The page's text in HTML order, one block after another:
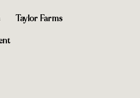
Taylor Farms